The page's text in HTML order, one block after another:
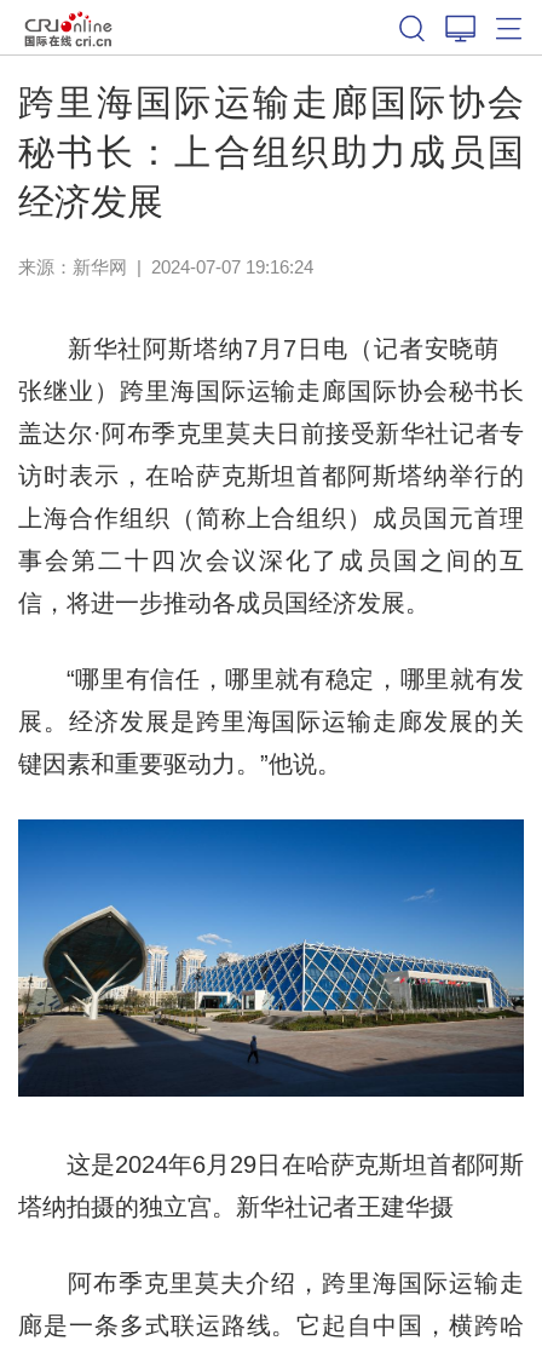
跨里海国际运输走廊国际协会
秘书长：上合组织助力成员国
经济发展
来源： 新华网 | 2024-07-07 19:16:24
新华社阿斯塔纳7月7日电（记者安晓萌
张继业）跨里海国际运输走廊国际协会秘书长
盖达尔·阿布季克里莫夫日前接受新华社记者专
访时表示，在哈萨克斯坦首都阿斯塔纳举行的
上海合作组织（简称上合组织）成员国元首理
事会第二十四次会议深化了成员国之间的互
信，将进一步推动各成员国经济发展。
“哪里有信任，哪里就有稳定，哪里就有发
展。经济发展是跨里海国际运输走廊发展的关
键因素和重要驱动力。”他说。
这是2024年6月29日在哈萨克斯坦首都阿斯
塔纳拍摄的独立宫。新华社记者王建华摄
阿布季克里莫夫介绍，跨里海国际运输走
廊是一条多式联运路线。它起自中国，横跨哈